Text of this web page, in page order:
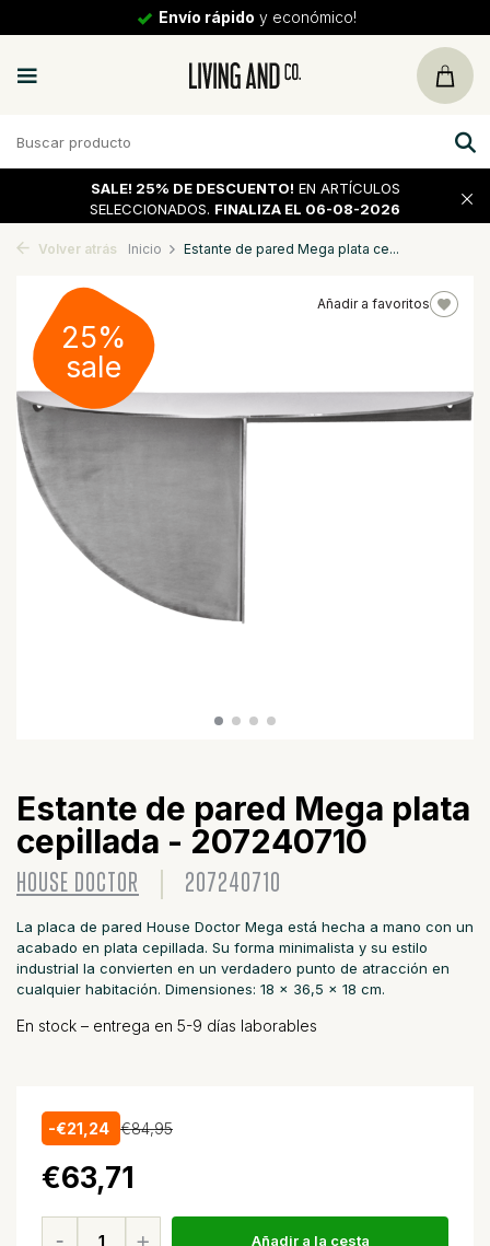
Envío rápido y económico!
SALE! 25% DE DESCUENTO! EN ARTÍCULOS
SELECCIONADOS. FINALIZA EL 06-08-2026
Volver atrás Inicio Estante de pared Mega plata ce...
Añadir a favoritos
25%
sale
Estante de pared Mega plata
cepillada - 207240710
HOUSE DOCTOR 207240710
La placa de pared House Doctor Mega está hecha a mano con un
acabado en plata cepillada. Su forma minimalista y su estilo
industrial la convierten en un verdadero punto de atracción en
cualquier habitación. Dimensiones: 18 x 36,5 x 18 cm.
En stock – entrega en 5-9 días laborables
-€21,24 €84,95
€63,71
Añadir a la cesta